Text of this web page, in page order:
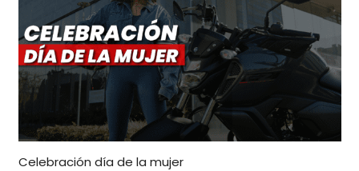
Celebración día de la mujer